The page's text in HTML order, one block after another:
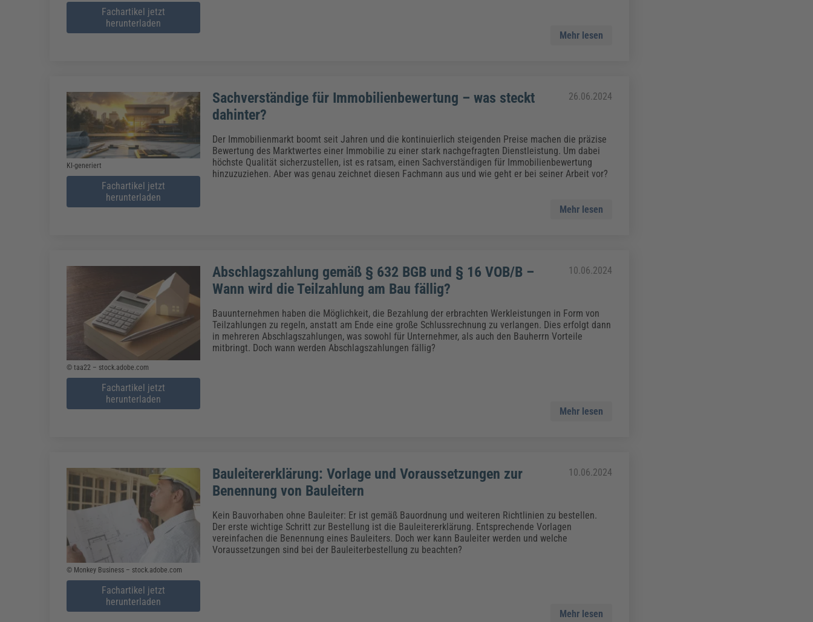
Fachartikel jetzt
herunterladen
Mehr lesen
KI-generiert
Fachartikel jetzt
herunterladen
Sachverständige für Immobilienbewertung – was steckt
dahinter?
26.06.2024
Der Immobilienmarkt boomt seit Jahren und die kontinuierlich steigenden Preise machen die präzise
Bewertung des Marktwertes einer Immobilie zu einer stark nachgefragten Dienstleistung. Um dabei
höchste Qualität sicherzustellen, ist es ratsam, einen Sachverständigen für Immobilienbewertung
hinzuzuziehen. Aber was genau zeichnet diesen Fachmann aus und wie geht er bei seiner Arbeit vor?
Mehr lesen
© taa22 – stock.adobe.com
Fachartikel jetzt
herunterladen
Abschlagszahlung gemäß § 632 BGB und § 16 VOB/B –
Wann wird die Teilzahlung am Bau fällig?
10.06.2024
Bauunternehmen haben die Möglichkeit, die Bezahlung der erbrachten Werkleistungen in Form von
Teilzahlungen zu regeln, anstatt am Ende eine große Schlussrechnung zu verlangen. Dies erfolgt dann
in mehreren Abschlagszahlungen, was sowohl für Unternehmer, als auch den Bauherrn Vorteile
mitbringt. Doch wann werden Abschlagszahlungen fällig?
Mehr lesen
© Monkey Business – stock.adobe.com
Fachartikel jetzt
herunterladen
Bauleitererklärung: Vorlage und Voraussetzungen zur
Benennung von Bauleitern
10.06.2024
Kein Bauvorhaben ohne Bauleiter: Er ist gemäß Bauordnung und weiteren Richtlinien zu bestellen.
Der erste wichtige Schritt zur Bestellung ist die Bauleitererklärung. Entsprechende Vorlagen
vereinfachen die Benennung eines Bauleiters. Doch wer kann Bauleiter werden und welche
Voraussetzungen sind bei der Bauleiterbestellung zu beachten?
Mehr lesen